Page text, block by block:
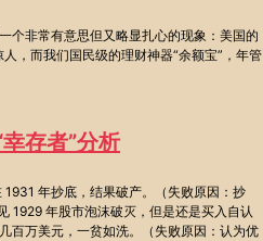
个非常有意思但又略显扎心的现象：美国的
，而我们国民级的理财神器“余额宝”，年管
存者”分析
年抄底，结果破产。（失败原因：抄
1929 年股市泡沫破灭，但是还是买入自认
百万美元，一贫如洗。（失败原因：认为优